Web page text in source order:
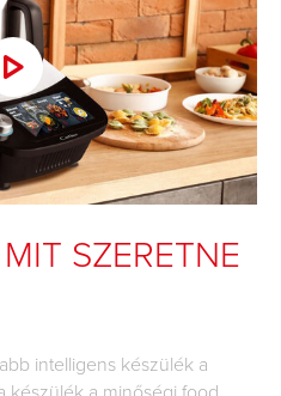
SZERETNE
intelligens készülék a